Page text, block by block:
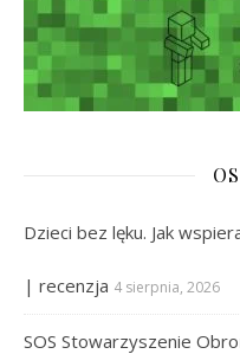
Dzieci bez lęku. Jak
| recenzja 4 sierpnia, 2026
SOS Stowarzyszenie